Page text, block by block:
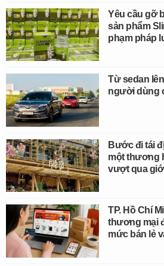
Yêu cầu gỡ
sản phẩm
phạm pháp
Từ sedan
người dùng
Bước đi tái
một thương
vượt qua
TP. Hồ Chí
thương mại
mức bán lẻ